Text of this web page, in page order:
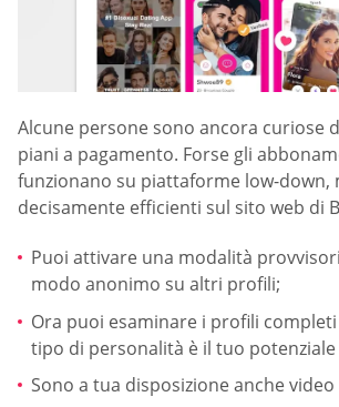
Alcune persone sono ancora curiose
piani a pagamento. Forse gli
funzionano su piattaforme low-down,
decisamente efficienti sul sito web di
Puoi attivare una modalità
modo anonimo su altri profili;
Ora puoi esaminare i profili
tipo di personalità è il tuo
Sono a tua disposizione anche